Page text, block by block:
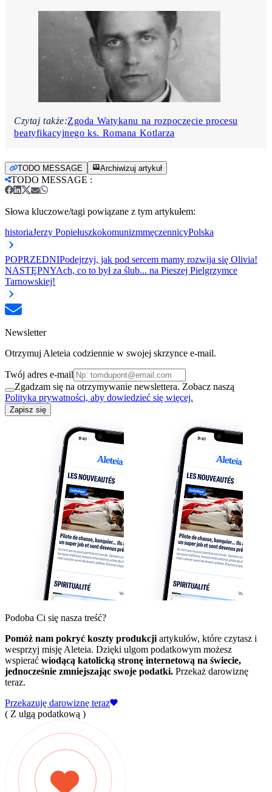
Czytaj także:Zgoda Watykanu na rozpoczęcie procesu
beatyfikacyjnego ks. Romana Kotlarza
TODO MESSAGE Archiwizuj artykuł
TODO MESSAGE :
Słowa kluczowe/tagi powiązane z tym artykułem:
historiaJerzy PopiełuszkokomunizmmęczennicyPolska
POPRZEDNIPodejrzyj, jak pod sercem mamy rozwija się Olivia!
NASTĘPNYAch, co to był za ślub... na Pieszej Pielgrzymce
Tarnowskiej!
Newsletter
Otrzymuj Aleteia codziennie w swojej skrzynce e-mail.
Twój adres e-mail
Zgadzam się na otrzymywanie newslettera. Zobacz naszą
Polityka prywatności, aby dowiedzieć się więcej.
Zapisz się
Podoba Ci się nasza treść?
Pomóż nam pokryć koszty produkcji artykułów, które czytasz i
wesprzyj misję Aleteia. Dzięki ulgom podatkowym możesz
wspierać wiodącą katolicką stronę internetową na świecie,
jednocześnie zmniejszając swoje podatki. Przekaż darowiznę
teraz.
Przekazuję darowiznę teraz
( Z ulgą podatkową )